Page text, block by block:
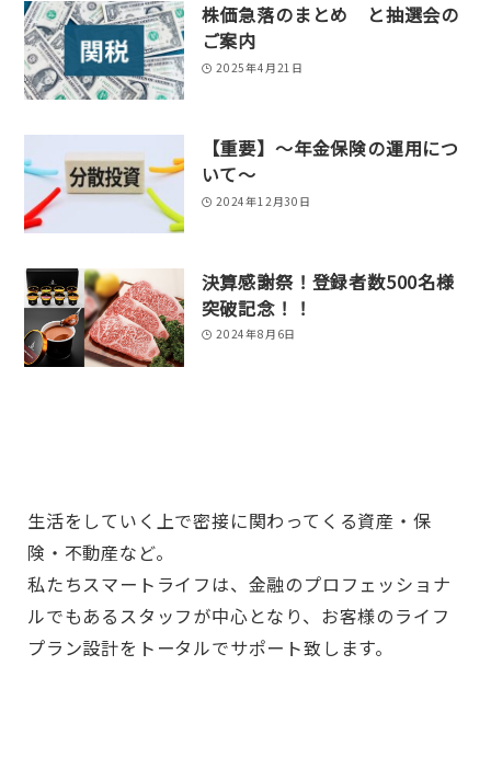
株価急落のまとめ と抽選会の
ご案内
2025年4月21日
【重要】～年金保険の運用につ
いて～
2024年12月30日
決算感謝祭！登録者数500名様
突破記念！！
2024年8月6日
生活をしていく上で密接に関わってくる資産・保
険・不動産など。
私たちスマートライフは、金融のプロフェッショナ
ルでもあるスタッフが中心となり、お客様のライフ
プラン設計をトータルでサポート致します。